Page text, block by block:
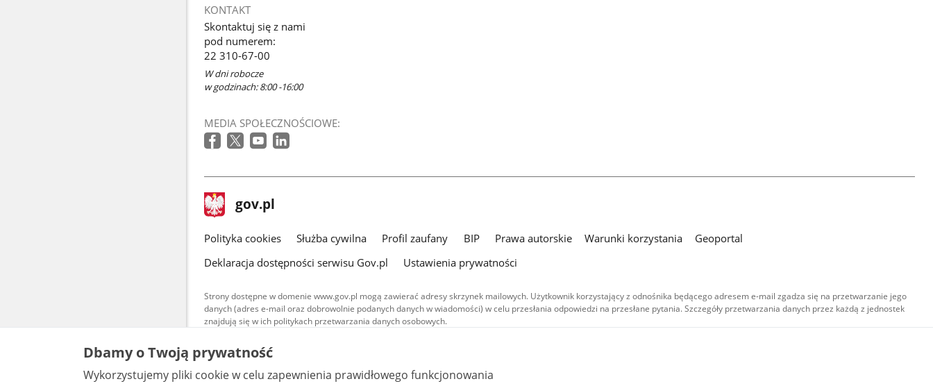
KONTAKT
Skontaktuj się z nami
pod numerem:
22 310-67-00
W dni robocze
w godzinach: 8:00 -16:00
MEDIA SPOŁECZNOŚCIOWE:
stopka
gov.pl Strona
gov.pl
gov.pl
Polityka cookies Służba cywilna Profil zaufany BIP Prawa autorskie Warunki korzystania
Geoportal
Deklaracja dostępności serwisu Gov.pl
Ustawienia prywatności
Strony dostępne w domenie www.gov.pl mogą zawierać adresy skrzynek mailowych. Użytkownik korzystający z odnośnika będącego adresem e-mail zgadza się na przetwarzanie jego
danych (adres e-mail oraz dobrowolnie podanych danych w wiadomości) w celu przesłania odpowiedzi na przesłane pytania. Szczegóły przetwarzania danych przez każdą z jednostek
znajdują się w ich politykach przetwarzania danych osobowych.
Treści tekstowe publikowane w serwisie (z wyłączeniem treści audiowizualnych), są
udostępniane na licencji typu Creative Commons: uznanie autorstwa - na tych samych
warunkach 4.0 (CC BY-SA 4.0). Materiały audiowizualne, w tym zdjęcia, materiały audio i wideo,
są udostępniane na licencji typu Creative Commons: uznanie autorstwa użycie niekomercyjne -
Dbamy o Twoją prywatność
Wykorzystujemy pliki cookie w celu zapewnienia prawidłowego funkcjonowania